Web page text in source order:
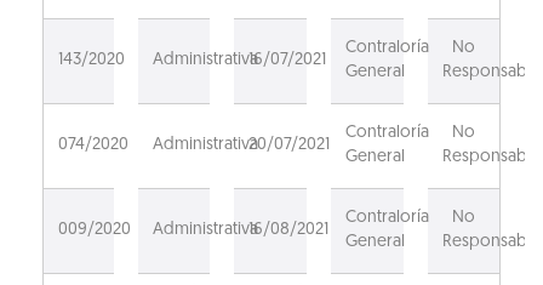
143/2020 Administrativa16/07/2021
Contraloría
General
No
Responsable
074/2020 Administrativa20/07/2021
Contraloría
General
No
Responsable
009/2020 Administrativa16/08/2021
Contraloría
General
No
Responsable